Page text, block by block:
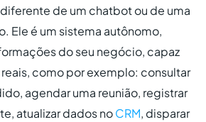
de um chatbot ou de uma
Ele é um sistema autônomo,
do seu negócio, capaz
como por exemplo: consultar
agendar uma reunião, registrar
atualizar dados noCRM, disparar